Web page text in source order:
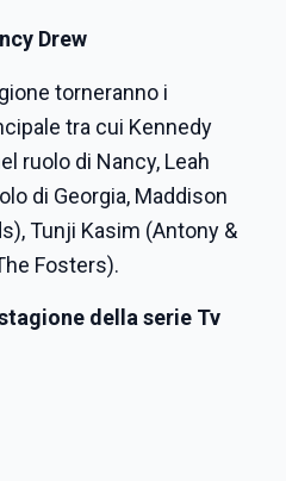
Drew
torneranno i
tra cui Kennedy
ruolo di Nancy, Leah
di Georgia, Maddison
Tunji Kasim (Antony &
Fosters).
della serie Tv